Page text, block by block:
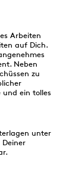
Arbeiten
auf Dich.
Neben
zu
und ein tolles
unter